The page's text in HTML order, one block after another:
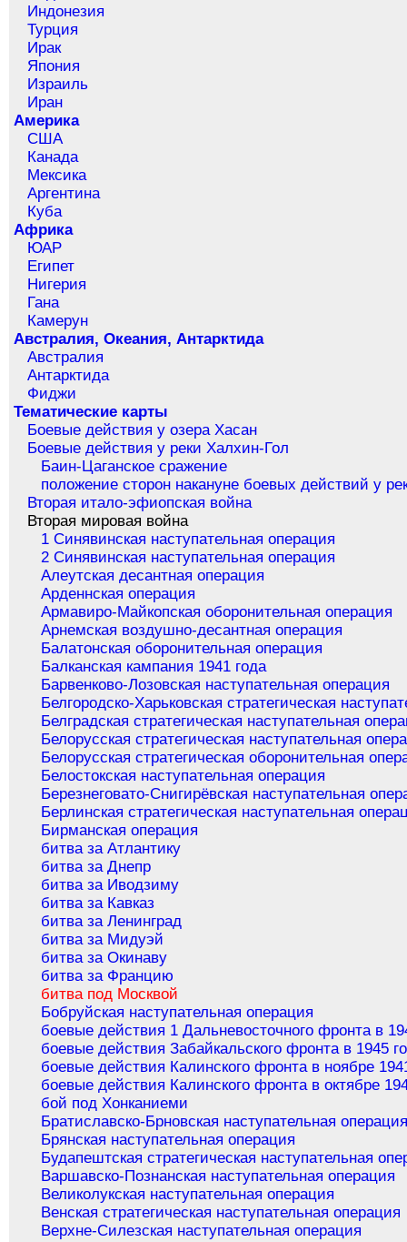
Индонезия
Турция
Ирак
Япония
Израиль
Иран
Америка
США
Канада
Мексика
Аргентина
Куба
Африка
ЮАР
Египет
Нигерия
Гана
Камерун
Австралия, Океания, Антарктида
Австралия
Антарктида
Фиджи
Тематические карты
Боевые действия у озера Хасан
Боевые действия у реки Халхин-Гол
Баин-Цаганское сражение
положение сторон накануне боевых действий у
Вторая итало-эфиопская война
Вторая мировая война
1 Синявинская наступательная операция
2 Синявинская наступательная операция
Алеутская десантная операция
Арденнская операция
Армавиро-Майкопская оборонительная операция
Арнемская воздушно-десантная операция
Балатонская оборонительная операция
Балканская кампания 1941 года
Барвенково-Лозовская наступательная операция
Белгородско-Харьковская стратегическая
Белградская стратегическая наступательная
Белорусская стратегическая наступательная
Белорусская стратегическая оборонительная
Белостокская наступательная операция
Березнеговато-Снигирёвская наступательная
Берлинская стратегическая наступательная
Бирманская операция
битва за Атлантику
битва за Днепр
битва за Иводзиму
битва за Кавказ
битва за Ленинград
битва за Мидуэй
битва за Окинаву
битва за Францию
битва под Москвой
Бобруйская наступательная операция
боевые действия 1 Дальневосточного фронта в
боевые действия Забайкальского фронта в 1945
боевые действия Калинского фронта в ноябре
боевые действия Калинского фронта в октябре
бой под Хонканиеми
Братиславско-Брновская наступательная
Брянская наступательная операция
Будапештская стратегическая наступательная
Варшавско-Познанская наступательная операция
Великолукская наступательная операция
Венская стратегическая наступательная операция
Верхне-Силезская наступательная операция